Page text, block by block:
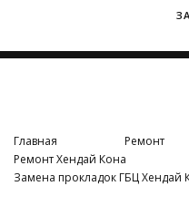
Главная Ремонт
Ремонт Хендай Кона
Замена прокладок ГБЦ Хендай